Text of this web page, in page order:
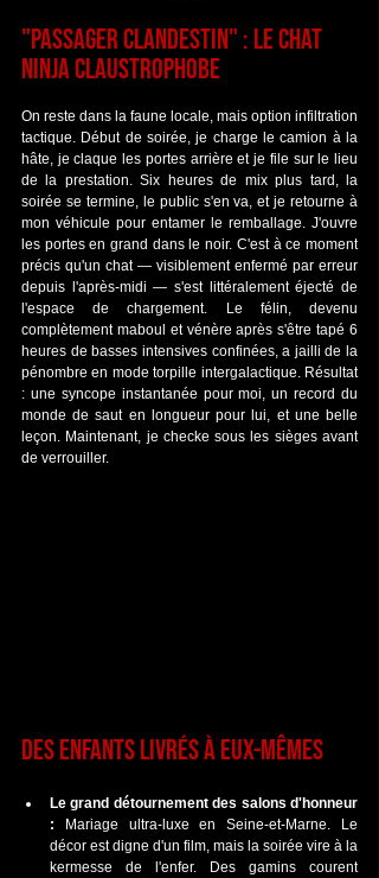
"Passager Clandestin" : Le chat
ninja claustrophobe
On reste dans la faune locale, mais option infiltration
tactique. Début de soirée, je charge le camion à la
hâte, je claque les portes arrière et je file sur le lieu
de la prestation. Six heures de mix plus tard, la
soirée se termine, le public s'en va, et je retourne à
mon véhicule pour entamer le remballage. J'ouvre
les portes en grand dans le noir. C'est à ce moment
précis qu'un chat — visiblement enfermé par erreur
depuis l'après-midi — s'est littéralement éjecté de
l'espace de chargement. Le félin, devenu
complètement maboul et vénère après s'être tapé 6
heures de basses intensives confinées, a jailli de la
pénombre en mode torpille intergalactique. Résultat
: une syncope instantanée pour moi, un record du
monde de saut en longueur pour lui, et une belle
leçon. Maintenant, je checke sous les sièges avant
de verrouiller.
Des enfants livrés à eux-mêmes
Le grand détournement des salons d'honneur
: Mariage ultra-luxe en Seine-et-Marne. Le
décor est digne d'un film, mais la soirée vire à la
kermesse de l'enfer. Des gamins courent